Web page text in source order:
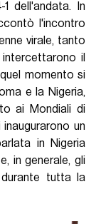
dell'andata. In
l'incontro
virale, tanto
il
momento si
e la Nigeria,
ai Mondiali di
un
in Nigeria
in generale, gli
tutta la